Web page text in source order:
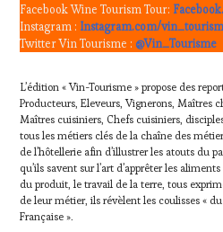
CUISINIER,
ŒNOLOGUE,
SOMMELIER,
VICTOIRE,
SALONS
INTERNATIONAUX,
SPOT
BY,
TASTING
MOVIE,
VAR,
VIGNOBLES
Facebook Wine Tourism Tour:
Instagram : Instagram.com/
Twitter Vin Tourisme : @Vin_Tourisme
L’édition « Vin-Tourisme » propose des
Producteurs, Eleveurs, Vignerons, Maîtres
Maîtres cuisiniers, Chefs cuisiniers,
tous les métiers clés de la chaîne des
de l’hôtellerie afin d’illustrer les atouts du
qu’ils savent sur l’art d’apprêter les
du produit, le travail de la terre, tous
de leur métier, ils révèlent les coulisses «
Française ».